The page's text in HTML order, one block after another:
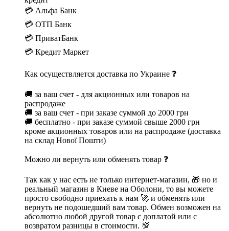
💳 Альфа Банк
💳 ОТП Банк
💳 ПриватБанк
💳 Кредит Маркет
Как осуществляется доставка по Украине ❓
🚚 за ваш счет - для акционных или товаров на
распродаже
🚚 за ваш счет - при заказе суммой до 2000 грн
🚚 бесплатно - при заказе суммой свыше 2000 грн
кроме акционных товаров или на распродаже (доставка
на склад Нової Пошти)
Можно ли вернуть или обменять товар ❓
Так как у нас есть не только интернет-магазин, 🎁 но и
реальный магазин в Киеве на Оболони, то вы можете
просто свободно приехать к нам 🚀 и обменять или
вернуть не подошедший вам товар. Обмен возможен на
абсолютно любой другой товар с доплатой или с
возвратом разницы в стоимости. 💯